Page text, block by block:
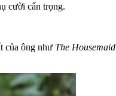
cười cẩn trọng.
của ông như The Housemaid